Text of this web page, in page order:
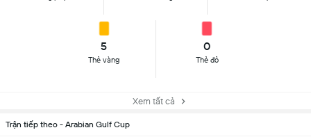
5
Thẻ vàng
0
Thẻ đỏ
Xem tất cả
Trận tiếp theo - Arabian Gulf Cup